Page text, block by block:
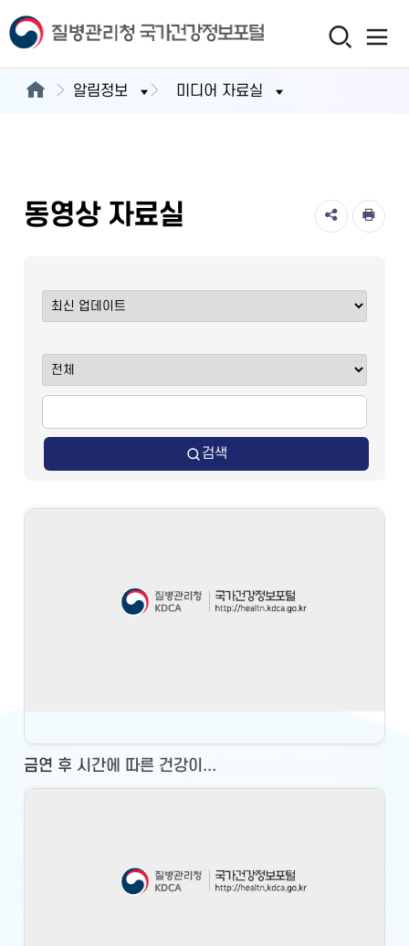
알림정보 미디어 자료실
동영상 자료실
검색
금연 후 시간에 따른 건강이...